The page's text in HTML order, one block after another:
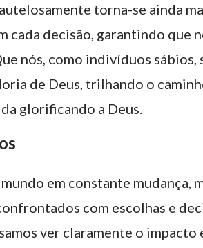
torna-se ainda
cada decisão, garantindo que
nós, como indivíduos sábios,
de Deus, trilhando o
glorificando a Deus.
em constante mudança,
com escolhas e
ver claramente o impacto